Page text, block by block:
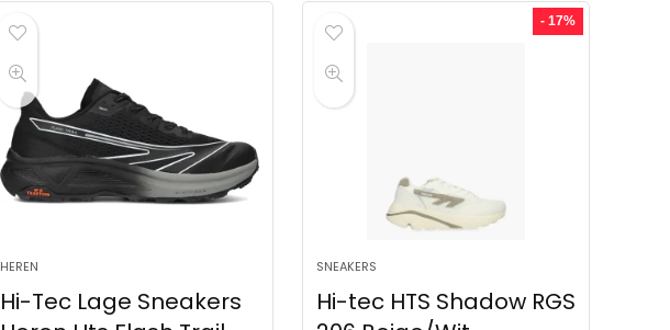
HEREN
Hi-Tec Lage Sneakers
- 17%
SNEAKERS
Hi-tec HTS Shadow RGS